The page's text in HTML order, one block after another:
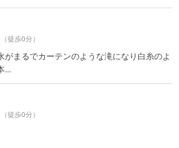
（徒歩0分）
がまるでカーテンのような滝になり白糸のよ
...
（徒歩0分）